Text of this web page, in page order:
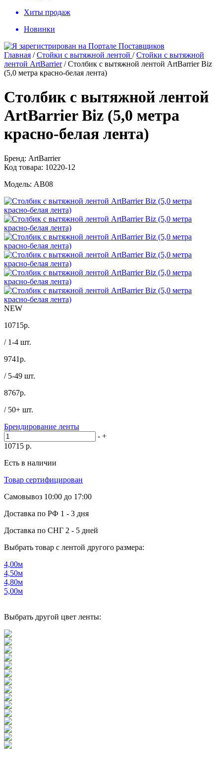
Хиты продаж
Новинки
Главная /Стойки с вытяжной лентой /Стойки с вытяжной
лентой ArtBarrier/Столбик с вытяжной лентой ArtBarrier Biz
(5,0 метра красно-белая лента)
Столбик с вытяжной лентой
ArtBarrier Biz (5,0 метра
красно-белая лента)
Бренд: ArtBarrier
Код товара: 10220-12
Модель: AB08
NEW
10715р.
/ 1-4 шт.
9741р.
/ 5-49 шт.
8767р.
/ 50+ шт.
Брендирование ленты
- +
10715 р.
Есть в наличии
Товар сертифицирован
Самовывоз 10:00 до 17:00
Доставка по РФ 1 - 3 дня
Доставка по СНГ 2 - 5 дней
Выбрать товар с лентой другого размера:
4,00м
4,50м
4,80м
5,00м
Выбрать другой цвет ленты: